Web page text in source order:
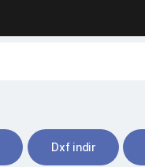
Dxf indir